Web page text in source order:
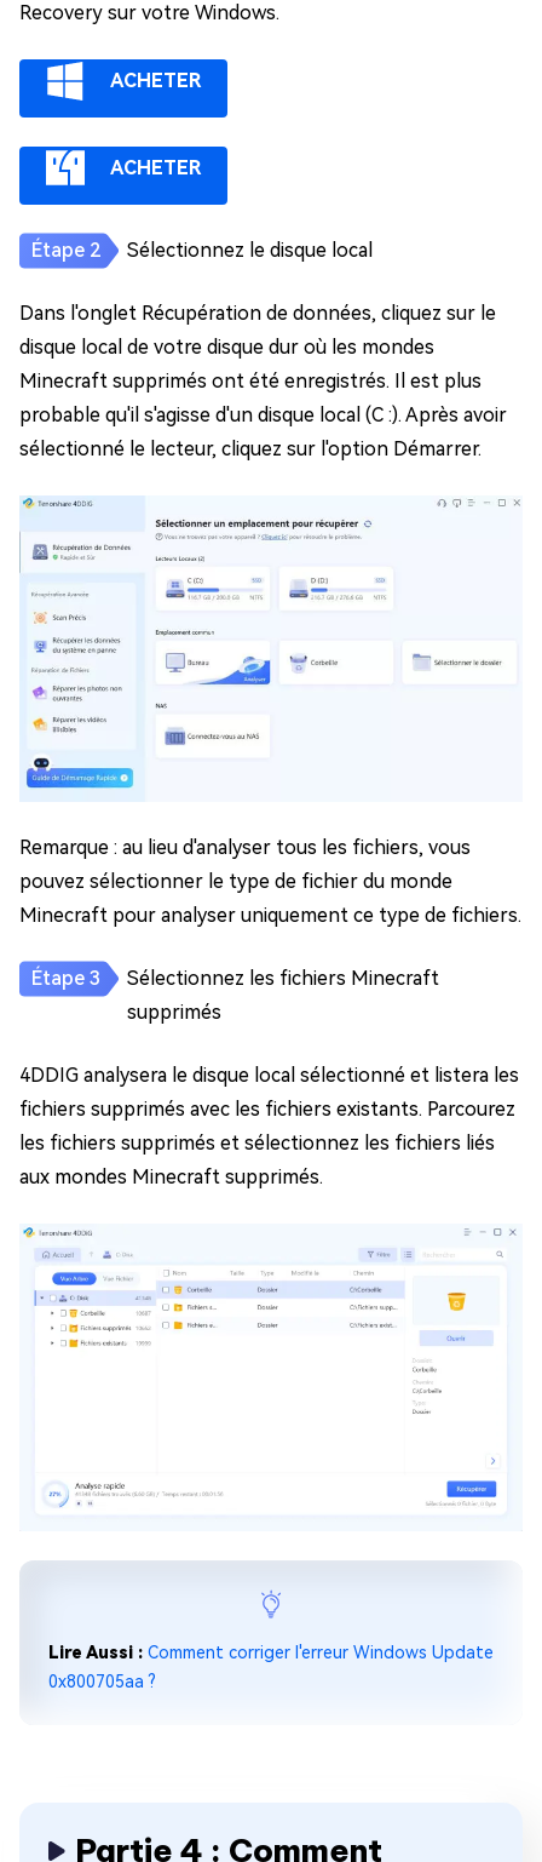
Recovery sur votre Windows.
ACHETER
ACHETER
Sélectionnez le disque local
Dans l'onglet Récupération de données, cliquez sur le
disque local de votre disque dur où les mondes
Minecraft supprimés ont été enregistrés. Il est plus
probable qu'il s'agisse d'un disque local (C :). Après avoir
sélectionné le lecteur, cliquez sur l'option Démarrer.
Remarque : au lieu d'analyser tous les fichiers, vous
pouvez sélectionner le type de fichier du monde
Minecraft pour analyser uniquement ce type de fichiers.
Sélectionnez les fichiers Minecraft
supprimés
4DDIG analysera le disque local sélectionné et listera les
fichiers supprimés avec les fichiers existants. Parcourez
les fichiers supprimés et sélectionnez les fichiers liés
aux mondes Minecraft supprimés.
Lire Aussi : Comment corriger l'erreur Windows Update
0x800705aa ?
Partie 4 : Comment